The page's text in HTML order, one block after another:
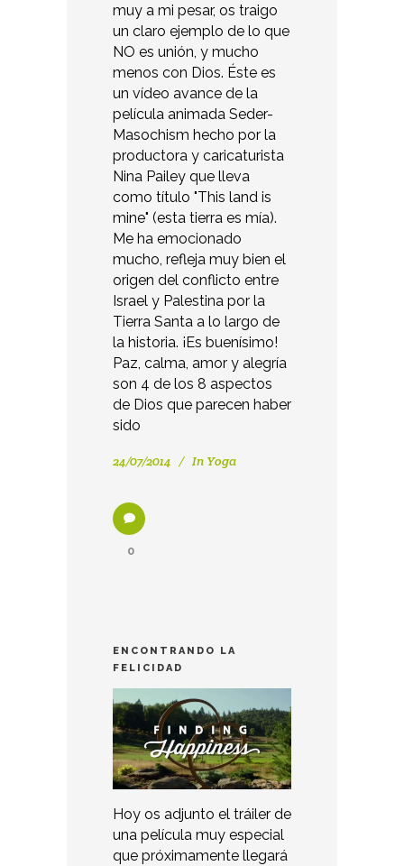
muy a mi pesar, os traigo
un claro ejemplo de lo que
NO es unión, y mucho
menos con Dios. Éste es
un vídeo avance de la
película animada Seder-
Masochism hecho por la
productora y caricaturista
Nina Pailey que lleva
como título "This land is
mine" (esta tierra es mía).
Me ha emocionado
mucho, refleja muy bien el
origen del conflicto entre
Israel y Palestina por la
Tierra Santa a lo largo de
la historia. ¡Es buenísimo!
Paz, calma, amor y alegría
son 4 de los 8 aspectos
de Dios que parecen haber
sido
24/07/2014 In Yoga
0
ENCONTRANDO LA
FELICIDAD
Hoy os adjunto el tráiler de
una película muy especial
que próximamente llegará